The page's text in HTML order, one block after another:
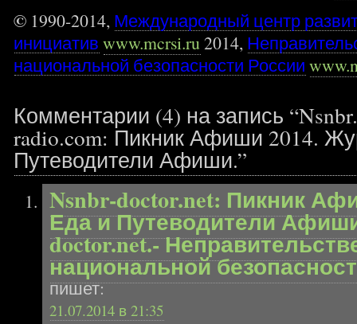
© 1990-2014, Международный центр
инициатив www.mcrsi.ru2014,
национальной безопасности России
Комментарии (4) на запись
radio.com: Пикник Афиши 2014.
Путеводители Афиши.”
Nsnbr-doctor.net: Пикник
Еда и Путеводители
doctor.net.-
национальной
пишет:
21.07.2014 в 21:35